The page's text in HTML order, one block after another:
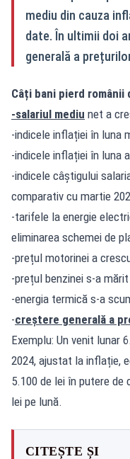
mediu din cauza
date. În ultimii doi
generală a
Câți bani pierd
-salariul mediu net a
-indicele inflației în luna
-indicele inflației în luna
-indicele câștigului
comparativ cu martie
-tarifele la energie
eliminarea schemei de
-prețul motorinei a
-prețul benzinei s-a mărit
-energia termică s-a
-creștere generală a
Exemplu: Un venit lunar
2024, ajustat la inflație,
5.100 de lei în putere de
lei pe lună.
CITEȘTE ȘI